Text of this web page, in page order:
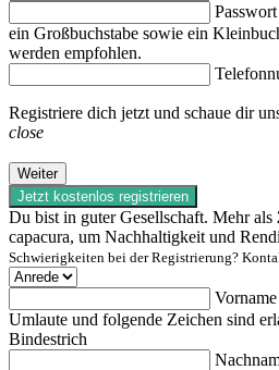
Passwort
ein Großbuchstabe sowie ein
werden empfohlen.
Registriere dich jetzt und schaue dir
close
Weiter
Jetzt kostenlos registrieren
Du bist in guter Gesellschaft. Mehr als
capacura, um Nachhaltigkeit und
Schwierigkeiten bei der Registrierung?
Vorname
Umlaute und folgende Zeichen sind
Bindestrich